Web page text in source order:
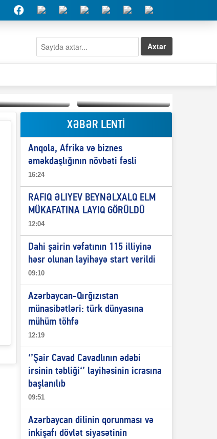
Axtar
səlis məntiq və
elmimizə
Elşad Abdullayevin
erməniləri
maliyyələşdirən oğlu
niyə Azərbaycana
ekstradisiya olunmur?
XƏBƏR LENTİ
Anqola, Afrika və biznes
əməkdaşlığının növbəti fəsli
16:24
RAFIQ ƏLIYEV BEYNƏLXALQ ELM
MÜKAFATINA LAYIQ GÖRÜLDÜ
12:04
Dahi şairin vəfatının 115 illiyinə
həsr olunan layihəyə start verildi
09:10
Azərbaycan-Qırğızıstan
münasibətləri: türk dünyasına
mühüm töhfə
12:19
‘’Şair Cavad Cavadlının ədəbi
irsinin təbliği‘’ layihəsinin icrasına
başlanılıb
09:51
Azərbaycan dilinin qorunması və
inkişafı dövlət siyasətinin